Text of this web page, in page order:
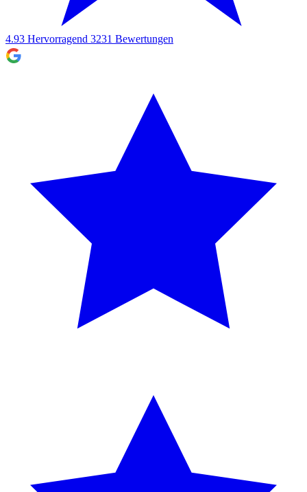
4.93 Hervorragend 3231 Bewertungen